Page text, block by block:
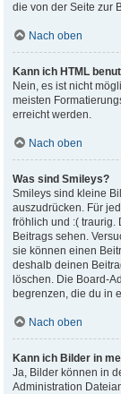
die von der Seite zur
Nach oben
Kann ich HTML
Nein, es ist nicht
meisten
erreicht werden.
Nach oben
Was sind Smileys?
Smileys sind kleine
auszudrücken. Für
fröhlich und :( traurig.
Beitrags sehen.
sie können einen
deshalb deinen
löschen. Die Board-
begrenzen, die du in
Nach oben
Kann ich Bilder in
Ja, Bilder können in
Administration